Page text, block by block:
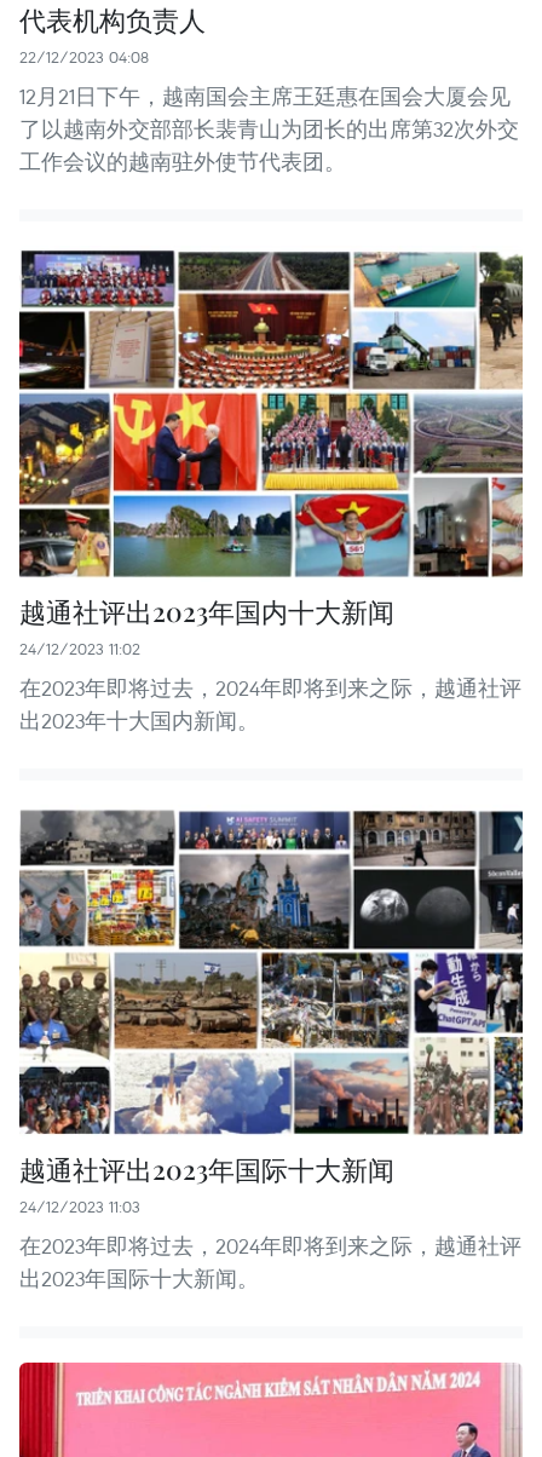
代表机构负责人
22/12/2023 04:08
12月21日下午，越南国会主席王廷惠在国会大厦会见
了以越南外交部部长裴青山为团长的出席第32次外交
工作会议的越南驻外使节代表团。
越通社评出2023年国内十大新闻
24/12/2023 11:02
在2023年即将过去，2024年即将到来之际，越通社评
出2023年十大国内新闻。 ​
越通社评出2023年国际十大新闻
24/12/2023 11:03
在2023年即将过去，2024年即将到来之际，越通社评
出2023年国际十大新闻。